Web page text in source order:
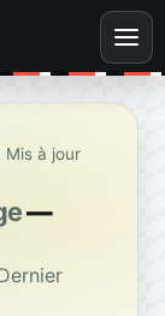
Mis à jour
—